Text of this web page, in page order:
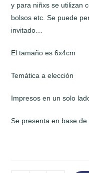
y para niñxs se utilizan
bolsos etc. Se puede
invitado…
El tamaño es 6x4cm
Temática a elección
Impresos en un solo
Se presenta en base